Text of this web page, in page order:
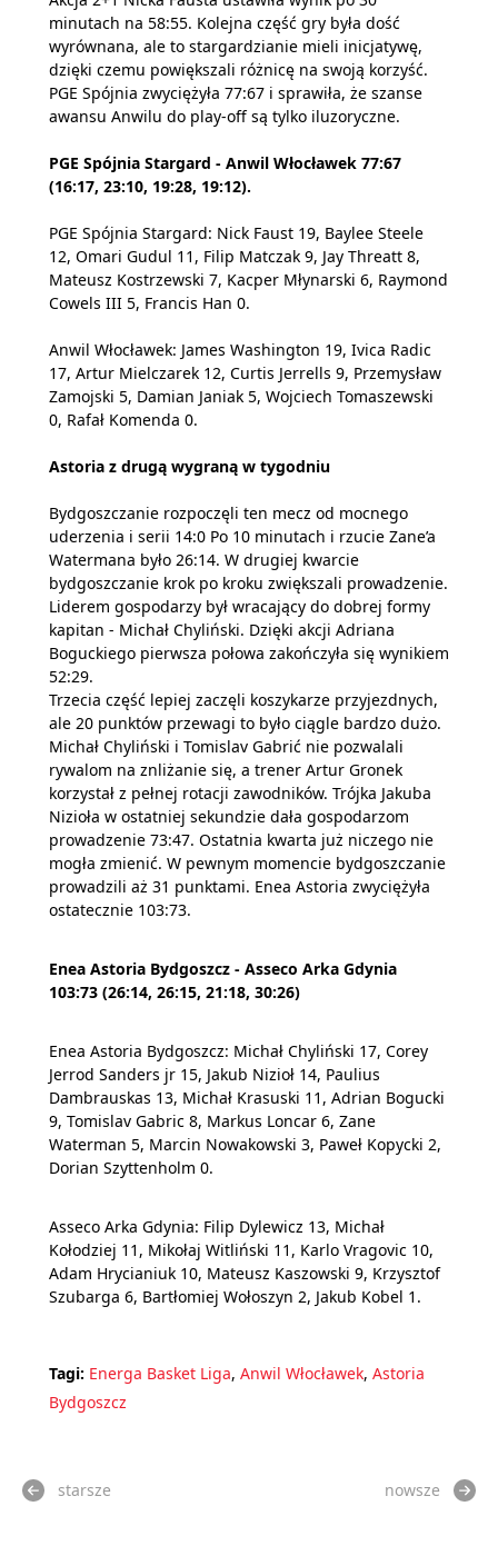
minutach na 58:55. Kolejna część gry była dość
wyrównana, ale to stargardzianie mieli inicjatywę,
dzięki czemu powiększali różnicę na swoją korzyść.
PGE Spójnia zwyciężyła 77:67 i sprawiła, że szanse
awansu Anwilu do play-off są tylko iluzoryczne.
PGE Spójnia Stargard - Anwil Włocławek 77:67
(16:17, 23:10, 19:28, 19:12).
PGE Spójnia Stargard: Nick Faust 19, Baylee Steele
12, Omari Gudul 11, Filip Matczak 9, Jay Threatt 8,
Mateusz Kostrzewski 7, Kacper Młynarski 6, Raymond
Cowels III 5, Francis Han 0.
Anwil Włocławek: James Washington 19, Ivica Radic
17, Artur Mielczarek 12, Curtis Jerrells 9, Przemysław
Zamojski 5, Damian Janiak 5, Wojciech Tomaszewski
0, Rafał Komenda 0.
Astoria z drugą wygraną w tygodniu
Bydgoszczanie rozpoczęli ten mecz od mocnego
uderzenia i serii 14:0 Po 10 minutach i rzucie Zane’a
Watermana było 26:14. W drugiej kwarcie
bydgoszczanie krok po kroku zwiększali prowadzenie.
Liderem gospodarzy był wracający do dobrej formy
kapitan - Michał Chyliński. Dzięki akcji Adriana
Boguckiego pierwsza połowa zakończyła się wynikiem
52:29.
Trzecia część lepiej zaczęli koszykarze przyjezdnych,
ale 20 punktów przewagi to było ciągle bardzo dużo.
Michał Chyliński i Tomislav Gabrić nie pozwalali
rywalom na znliżanie się, a trener Artur Gronek
korzystał z pełnej rotacji zawodników. Trójka Jakuba
Nizioła w ostatniej sekundzie dała gospodarzom
prowadzenie 73:47. Ostatnia kwarta już niczego nie
mogła zmienić. W pewnym momencie bydgoszczanie
prowadzili aż 31 punktami. Enea Astoria zwyciężyła
ostatecznie 103:73.
Enea Astoria Bydgoszcz - Asseco Arka Gdynia
103:73 (26:14, 26:15, 21:18, 30:26)
Enea Astoria Bydgoszcz: Michał Chyliński 17, Corey
Jerrod Sanders jr 15, Jakub Nizioł 14, Paulius
Dambrauskas 13, Michał Krasuski 11, Adrian Bogucki
9, Tomislav Gabric 8, Markus Loncar 6, Zane
Waterman 5, Marcin Nowakowski 3, Paweł Kopycki 2,
Dorian Szyttenholm 0.
Asseco Arka Gdynia: Filip Dylewicz 13, Michał
Kołodziej 11, Mikołaj Witliński 11, Karlo Vragovic 10,
Adam Hrycianiuk 10, Mateusz Kaszowski 9, Krzysztof
Szubarga 6, Bartłomiej Wołoszyn 2, Jakub Kobel 1.
Tagi: Energa Basket Liga, Anwil Włocławek, Astoria
Bydgoszcz
starsze nowsze